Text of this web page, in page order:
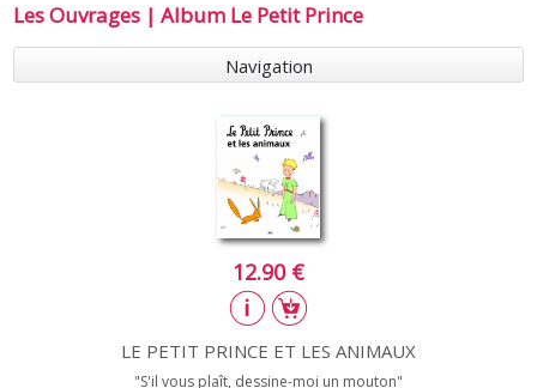
Les Ouvrages | Album Le Petit Prince
Navigation
12.90 €
LE PETIT PRINCE ET LES ANIMAUX
"S'il vous plaît, dessine-moi un mouton"